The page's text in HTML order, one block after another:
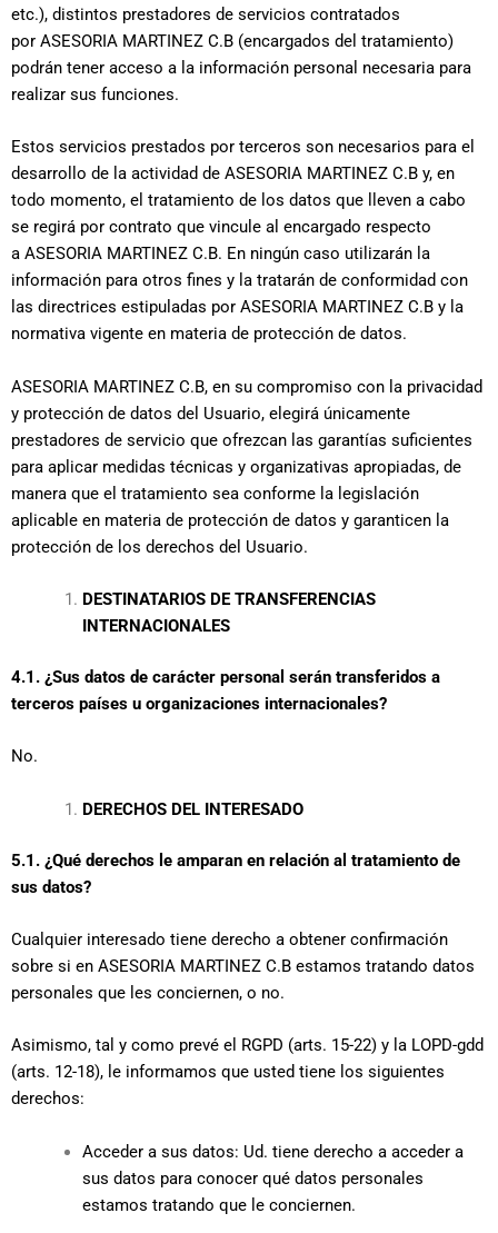
etc.), distintos prestadores de servicios contratados
por ASESORIA MARTINEZ C.B (encargados del tratamiento)
podrán tener acceso a la información personal necesaria para
realizar sus funciones.
Estos servicios prestados por terceros son necesarios para el
desarrollo de la actividad de ASESORIA MARTINEZ C.B y, en
todo momento, el tratamiento de los datos que lleven a cabo
se regirá por contrato que vincule al encargado respecto
a ASESORIA MARTINEZ C.B. En ningún caso utilizarán la
información para otros fines y la tratarán de conformidad con
las directrices estipuladas por ASESORIA MARTINEZ C.B y la
normativa vigente en materia de protección de datos.
ASESORIA MARTINEZ C.B, en su compromiso con la privacidad
y protección de datos del Usuario, elegirá únicamente
prestadores de servicio que ofrezcan las garantías suficientes
para aplicar medidas técnicas y organizativas apropiadas, de
manera que el tratamiento sea conforme la legislación
aplicable en materia de protección de datos y garanticen la
protección de los derechos del Usuario.
DESTINATARIOS DE TRANSFERENCIAS
INTERNACIONALES
4.1. ¿Sus datos de carácter personal serán transferidos a
terceros países u organizaciones internacionales?
No.
DERECHOS DEL INTERESADO
5.1. ¿Qué derechos le amparan en relación al tratamiento de
sus datos?
Cualquier interesado tiene derecho a obtener confirmación
sobre si en ASESORIA MARTINEZ C.B estamos tratando datos
personales que les conciernen, o no.
Asimismo, tal y como prevé el RGPD (arts. 15-22) y la LOPD-gdd
(arts. 12-18), le informamos que usted tiene los siguientes
derechos:
Acceder a sus datos: Ud. tiene derecho a acceder a
sus datos para conocer qué datos personales
estamos tratando que le conciernen.